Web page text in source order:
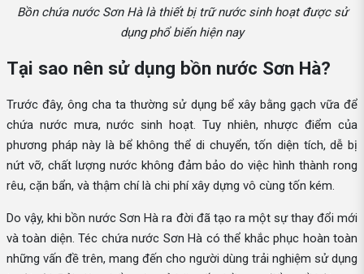
Bồn chứa nước Sơn Hà là thiết bị trữ nước sinh hoạt được sử
dụng phổ biến hiện nay
Tại sao nên sử dụng bồn nước Sơn Hà?
Trước đây, ông cha ta thường sử dụng bể xây bằng gạch vữa để
chứa nước mưa, nước sinh hoạt. Tuy nhiên, nhược điểm của
phương pháp này là bể không thể di chuyển, tốn diện tích, dễ bị
nứt vỡ, chất lượng nước không đảm bảo do việc hình thành rong
rêu, cặn bẩn, và thậm chí là chi phí xây dựng vô cùng tốn kém.
Do vậy, khi bồn nước Sơn Hà ra đời đã tạo ra một sự thay đổi mới
và toàn diện. Téc chứa nước Sơn Hà có thể khắc phục hoàn toàn
những vấn đề trên, mang đến cho người dùng trải nghiệm sử dụng